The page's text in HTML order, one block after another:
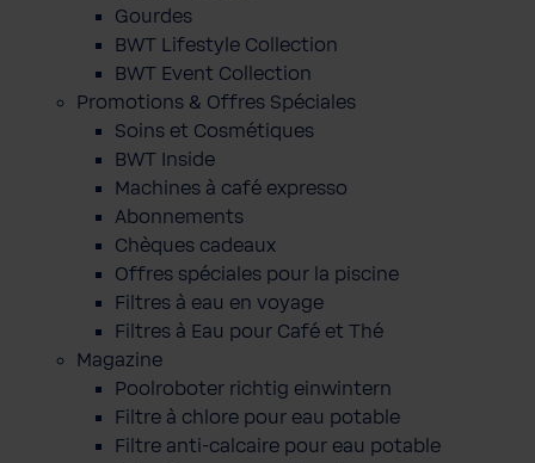
Gourdes
BWT Lifestyle Collection
BWT Event Collection
Promotions & Offres Spéciales
Soins et Cosmétiques
BWT Inside
Machines à café expresso
Abonnements
Chèques cadeaux
Offres spéciales pour la piscine
Filtres à eau en voyage
Filtres à Eau pour Café et Thé
Magazine
Poolroboter richtig einwintern
Filtre à chlore pour eau potable
Filtre anti-calcaire pour eau potable